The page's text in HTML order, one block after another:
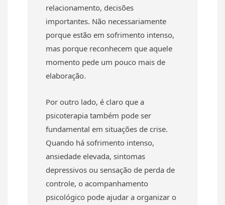
relacionamento, decisões
importantes. Não necessariamente
porque estão em sofrimento intenso,
mas porque reconhecem que aquele
momento pede um pouco mais de
elaboração.
Por outro lado, é claro que a
psicoterapia também pode ser
fundamental em situações de crise.
Quando há sofrimento intenso,
ansiedade elevada, sintomas
depressivos ou sensação de perda de
controle, o acompanhamento
psicológico pode ajudar a organizar o